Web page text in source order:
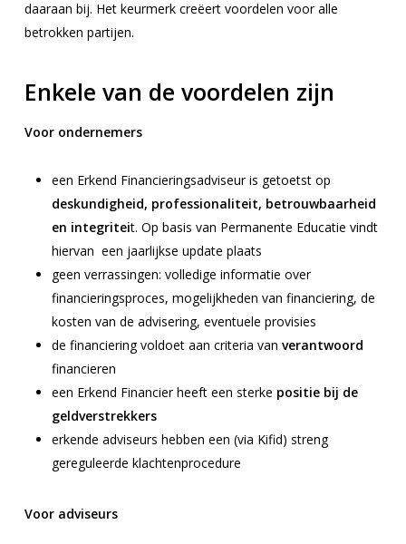
daaraan bij. Het keurmerk creëert voordelen voor alle
betrokken partijen.
Enkele van de voordelen zijn
Voor ondernemers
een Erkend Financieringsadviseur is getoetst op
deskundigheid, professionaliteit, betrouwbaarheid
en integriteit. Op basis van Permanente Educatie vindt
hiervan een jaarlijkse update plaats
geen verrassingen: volledige informatie over
financieringsproces, mogelijkheden van financiering, de
kosten van de advisering, eventuele provisies
de financiering voldoet aan criteria van verantwoord
financieren
een Erkend Financier heeft een sterke positie bij de
geldverstrekkers
erkende adviseurs hebben een (via Kifid) streng
gereguleerde klachtenprocedure
Voor adviseurs